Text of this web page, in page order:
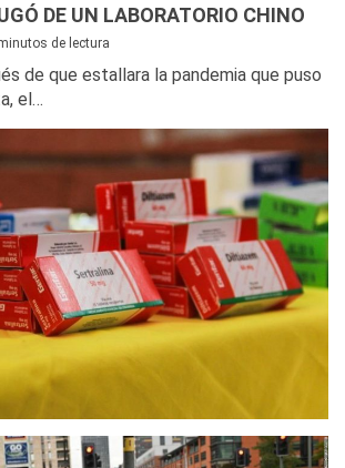
DE UN LABORATORIO CHINO
de lectura
de que estallara la pandemia que puso
el…